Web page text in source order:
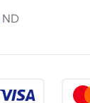
ND